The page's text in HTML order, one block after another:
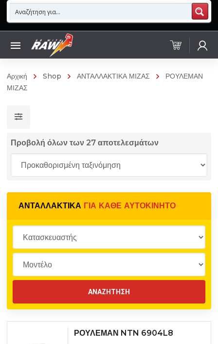
Αρχική Shop ΑΝΤΑΛΛΑΚΤΙΚΑ ΜΙΖΑΣ
ΡΟΥΛΕΜΑΝ
ΜΙΖΑΣ
Προβολή όλων των 27 αποτελεσμάτων
ΑΝΤΑΛΛΑΚΤΙΚΆ ΓΙΑ ΚΆΘΕ ΑΥΤΟΚΊΝΗΤΟ
ΡΟΥΛΕΜΑΝ NTN 6904L8